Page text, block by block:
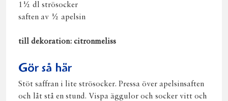
1½ dl strösocker
saften av ½ apelsin
till dekoration: citronmeliss
Gör så här
Stöt saffran i lite strösocker. Pressa över apelsinsaften
och låt stå en stund. Vispa äggulor och socker vitt och